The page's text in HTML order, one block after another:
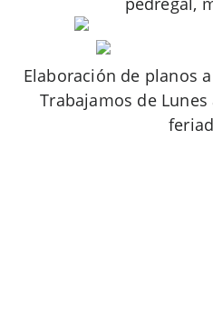
Elaboración de planos
Trabajamos de